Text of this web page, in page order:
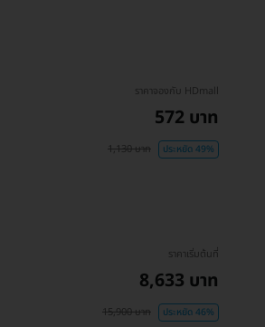
ราคาจองกับ HDmall
572 บาท
1,130 บาท ประหยัด 49%
ราคาเริ่มต้นที่
8,633 บาท
15,900 บาท ประหยัด 46%